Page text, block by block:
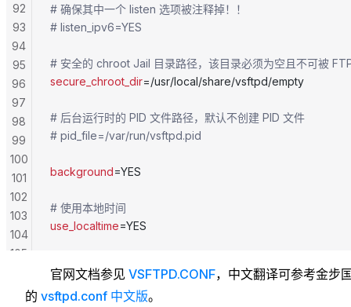
# 确保其中一个 listen 选项被注释掉！！
# listen_ipv6=YES
# 安全的 chroot Jail 目录路径，该目录必须为空且不可被
secure_chroot_dir=/usr/local/share/vsftpd/empty
# 后台运行时的 PID 文件路径，默认不创建 PID 文件
# pid_file=/var/run/vsftpd.pid
background=YES
# 使用本地时间
use_localtime=YES
92
93
94
95
96
97
98
99
100
101
102
103
104
105
107
官网文档参见 VSFTPD.CONF，中文翻译可参考金步
的 vsftpd.conf 中文版。